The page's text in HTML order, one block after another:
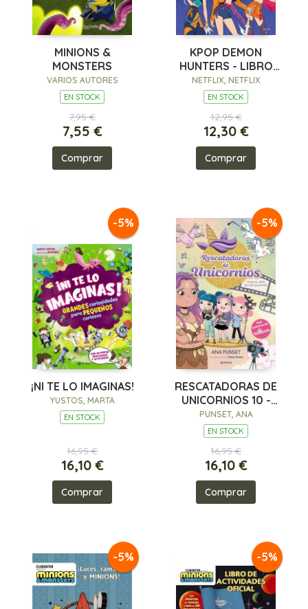
MINIONS &
MONSTERS
VARIOS AUTORES
EN STOCK
7,95 €
7,55 €
Comprar
KPOP DEMON
HUNTERS - LIBRO
OFICIAL PARA
COLOREAR DELUXE
NETFLIX, NETFLIX
EN STOCK
12,95 €
12,30 €
Comprar
-5%
¡NI TE LO IMAGINAS!
YUSTOS, MARTA
EN STOCK
16,95 €
16,10 €
Comprar
-5%
RESCATADORAS DE
UNICORNIOS 10 -
VIAJE AL PAÍS DE LOS
GIGANTES
PUNSET, ANA
EN STOCK
16,95 €
16,10 €
Comprar
-5% -5%